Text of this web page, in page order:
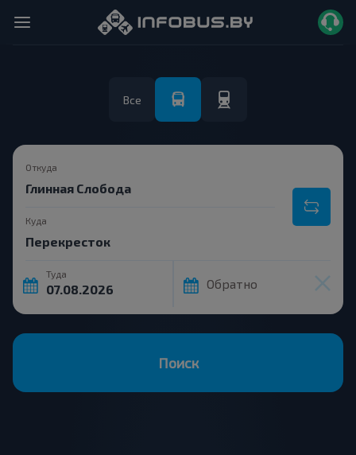
Все
Откуда
Куда
Туда
Обратно
Поиск